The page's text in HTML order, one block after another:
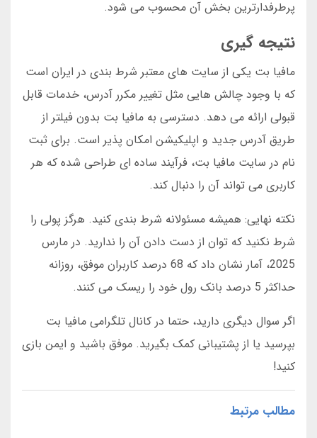
پرطرفدارترین بخش آن محسوب می شود.
نتیجه گیری
مافیا بت یکی از سایت های معتبر شرط بندی در ایران است
که با وجود چالش هایی مثل تغییر مکرر آدرس، خدمات قابل
قبولی ارائه می دهد. دسترسی به مافیا بت بدون فیلتر از
طریق آدرس جدید و اپلیکیشن امکان پذیر است. برای ثبت
نام در سایت مافیا بت، فرآیند ساده ای طراحی شده که هر
کاربری می تواند آن را دنبال کند.
نکته نهایی: همیشه مسئولانه شرط بندی کنید. هرگز پولی را
شرط نکنید که توان از دست دادن آن را ندارید. در مارس
2025، آمار نشان داد که 68 درصد کاربران موفق، روزانه
حداکثر 5 درصد بانک رول خود را ریسک می کنند.
اگر سوال دیگری دارید، حتما در کانال تلگرامی مافیا بت
بپرسید یا از پشتیبانی کمک بگیرید. موفق باشید و ایمن بازی
کنید!
مطالب مرتبط